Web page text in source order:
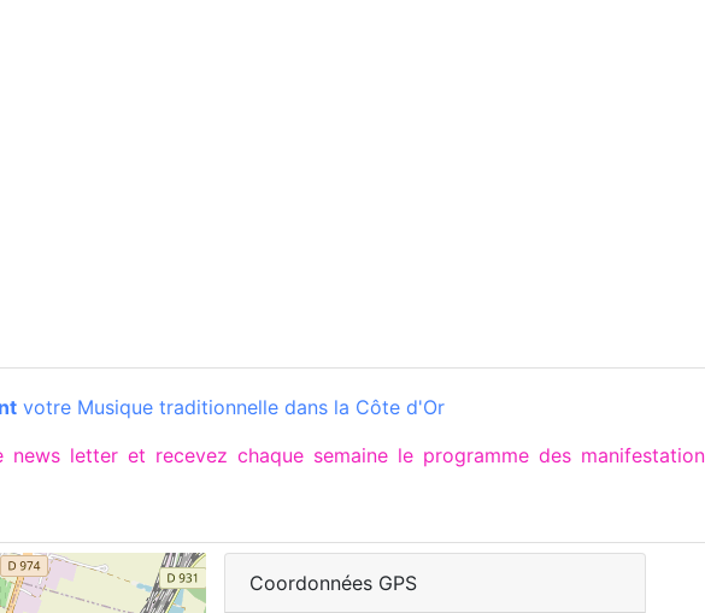
votre Musique traditionnelle dans la Côte d'Or
letter et recevez chaque semaine le programme des
Coordonnées GPS